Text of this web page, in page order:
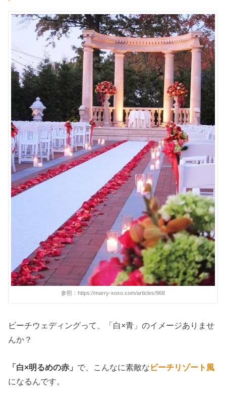
参照：https://marry-xoxo.com/articles/968
ビーチウェディングって、「白×青」のイメージありませ
んか？
「白×明るめの赤」 で、こんなに素敵な ビーチリゾート風
になるんです。